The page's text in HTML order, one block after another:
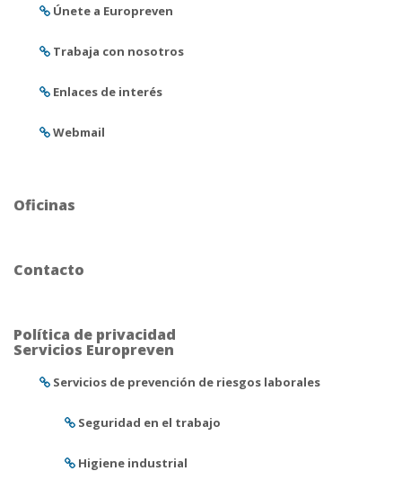
Únete a Europreven
Trabaja con nosotros
Enlaces de interés
Webmail
Oficinas
Contacto
Política de privacidad
Servicios Europreven
Servicios de prevención de riesgos laborales
Seguridad en el trabajo
Higiene industrial